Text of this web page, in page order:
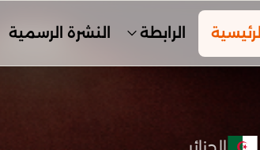
الرئيسية الرابطة النشرة الرسمية